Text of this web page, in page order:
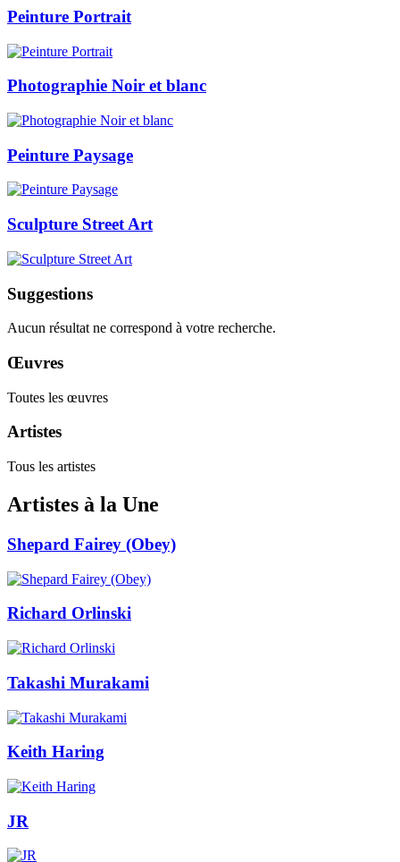
Peinture Portrait
Photographie Noir et blanc
Peinture Paysage
Sculpture Street Art
Suggestions
Aucun résultat ne correspond à votre recherche.
Œuvres
Toutes les œuvres
Artistes
Tous les artistes
Artistes à la Une
Shepard Fairey (Obey)
Richard Orlinski
Takashi Murakami
Keith Haring
JR